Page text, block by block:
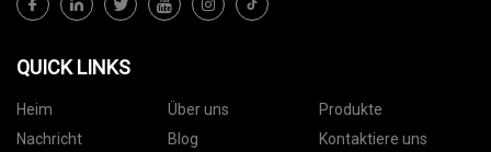
QUICK LINKS
Heim Über uns
Produkte
Nachricht
Blog Kontaktiere uns